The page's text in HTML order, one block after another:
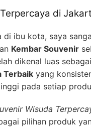
di
di ibu kota, saya
Kembar Souvenir
dikenal luas sebagai
Terbaik yang
pada setiap
Wisuda
pilihan produk